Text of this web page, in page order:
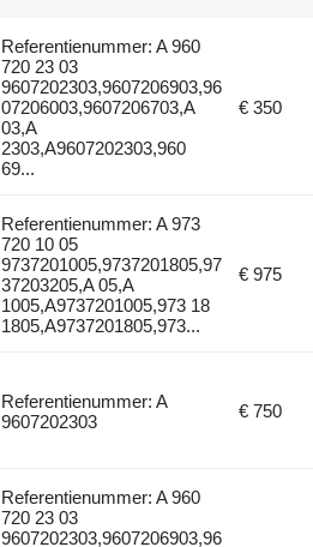
Referentienummer: A 960
720 23 03
9607202303,9607206903,96
07206003,9607206703,A
03,A
2303,A9607202303,960
69...
€ 350
Referentienummer: A 973
720 10 05
9737201005,9737201805,97
37203205,A 05,A
1005,A9737201005,973 18
1805,A9737201805,973...
€ 975
Referentienummer: A
9607202303
€ 750
Referentienummer: A 960
720 23 03
9607202303,9607206903,96